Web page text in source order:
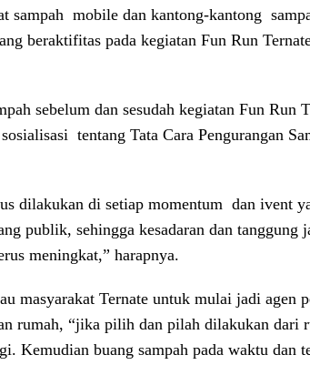
sampah mobile dan kantong-kantong
beraktifitas pada kegiatan Fun Run
sebelum dan sesudah kegiatan Fun Run
tentang Tata Cara Pengurangan
dilakukan di setiap momentum dan ivent
publik, sehingga kesadaran dan
meningkat,” harapnya.
masyarakat Ternate untuk mulai jadi agen
rumah, “jika pilih dan pilah dilakukan dari
Kemudian buang sampah pada waktu dan